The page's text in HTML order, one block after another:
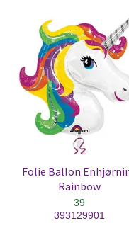
Folie Ballon
Rainbow
39
393129901